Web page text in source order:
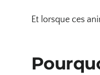
Et lorsque ces